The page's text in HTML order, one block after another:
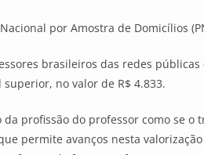
por Amostra de Domicílios
brasileiros das redes
no valor de R$ 4.833.
profissão do professor como se
permite avanços nesta